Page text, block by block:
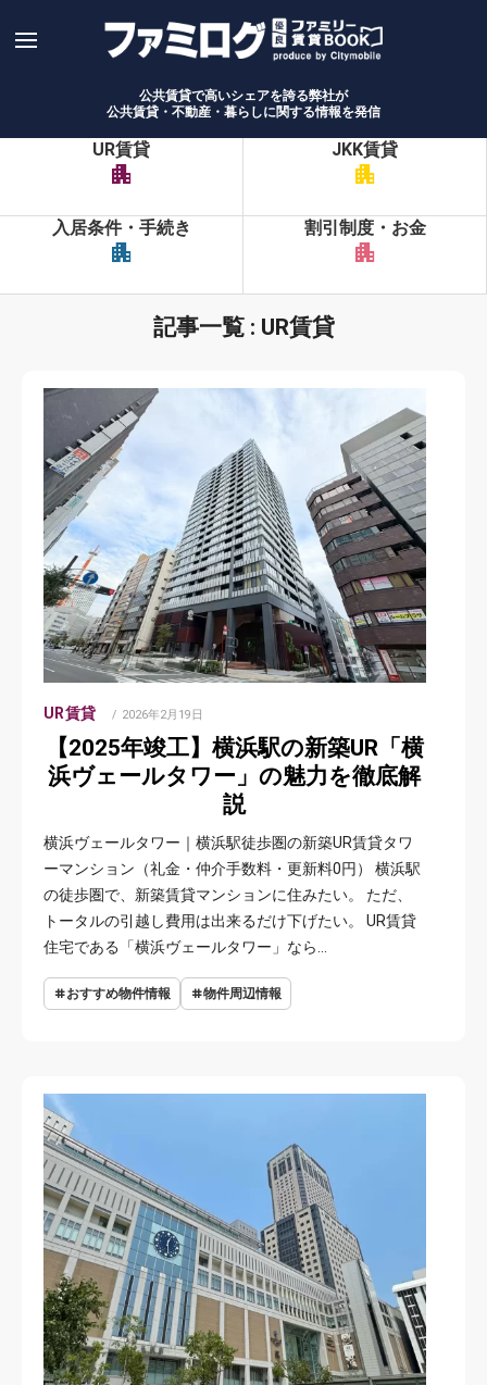
公共賃貸で高いシェアを誇る弊社が
公共賃貸・不動産・暮らしに関する情報を発信
UR賃貸
apartment
JKK賃貸
apartment
入居条件・手続き
apartment
割引制度・お金
apartment
記事一覧 : UR賃貸
UR賃貸
POSTED
2026年2月19日
【2025年竣工】横浜駅の新築UR「横
浜ヴェールタワー」の魅力を徹底解
説
横浜ヴェールタワー｜横浜駅徒歩圏の新築UR賃貸タワ
ーマンション（礼金・仲介手数料・更新料0円） 横浜駅
の徒歩圏で、新築賃貸マンションに住みたい。 ただ、
トータルの引越し費用は出来るだけ下げたい。 UR賃貸
住宅である「横浜ヴェールタワー」なら…
おすすめ物件情報 物件周辺情報